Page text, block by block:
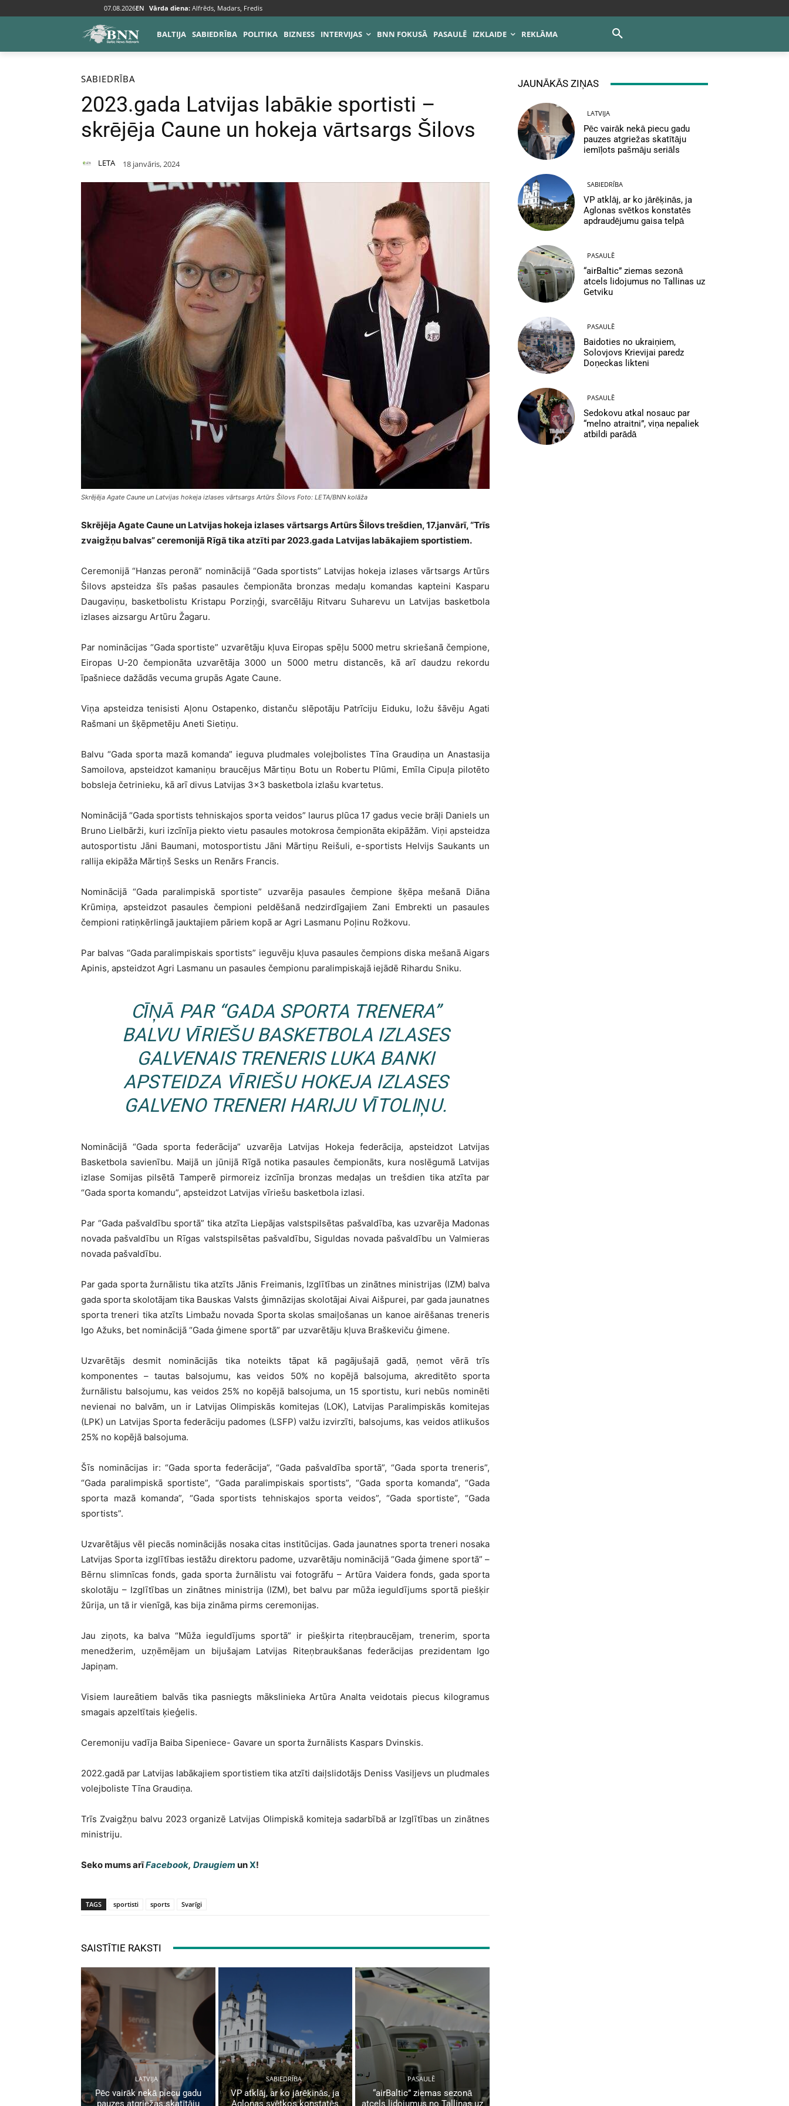
07.08.2026EN Vārda diena: Alfrēds, Madars, Fredis
BALTIJA SABIEDRĪBA POLITIKA BIZNESS INTERVIJAS BNN FOKUSĀ PASAULĒ IZKLAIDE REKLĀMA
Sākums Sabiedrība
SABIEDRĪBA
2023.gada Latvijas labākie sportisti –
skrējēja Caune un hokeja vārtsargs Šilovs
LETA 18 janvāris, 2024
Skrējēja Agate Caune un Latvijas hokeja izlases vārtsargs Artūrs Šilovs Foto: LETA/BNN kolāža
Skrējēja Agate Caune un Latvijas hokeja izlases vārtsargs Artūrs Šilovs trešdien, 17.janvārī, “Trīs
zvaigžņu balvas” ceremonijā Rīgā tika atzīti par 2023.gada Latvijas labākajiem sportistiem.
Ceremonijā “Hanzas peronā” nominācijā “Gada sportists” Latvijas hokeja izlases vārtsargs Artūrs
Šilovs apsteidza šīs pašas pasaules čempionāta bronzas medaļu komandas kapteini Kasparu
Daugaviņu, basketbolistu Kristapu Porziņģi, svarcēlāju Ritvaru Suharevu un Latvijas basketbola
izlases aizsargu Artūru Žagaru.
Par nominācijas “Gada sportiste” uzvarētāju kļuva Eiropas spēļu 5000 metru skriešanā čempione,
Eiropas U-20 čempionāta uzvarētāja 3000 un 5000 metru distancēs, kā arī daudzu rekordu
īpašniece dažādās vecuma grupās Agate Caune.
Viņa apsteidza tenisisti Aļonu Ostapenko, distanču slēpotāju Patrīciju Eiduku, ložu šāvēju Agati
Rašmani un šķēpmetēju Aneti Sietiņu.
Balvu “Gada sporta mazā komanda” ieguva pludmales volejbolistes Tīna Graudiņa un Anastasija
Samoilova, apsteidzot kamaniņu braucējus Mārtiņu Botu un Robertu Plūmi, Emīla Cipuļa pilotēto
bobsleja četrinieku, kā arī divus Latvijas 3×3 basketbola izlašu kvartetus.
Nominācijā “Gada sportists tehniskajos sporta veidos” laurus plūca 17 gadus vecie brāļi Daniels un
Bruno Lielbārži, kuri izcīnīja piekto vietu pasaules motokrosa čempionāta ekipāžām. Viņi apsteidza
autosportistu Jāni Baumani, motosportistu Jāni Mārtiņu Reišuli, e-sportists Helvijs Saukants un
rallija ekipāža Mārtiņš Sesks un Renārs Francis.
Nominācijā “Gada paralimpiskā sportiste” uzvarēja pasaules čempione šķēpa mešanā Diāna
Krūmiņa, apsteidzot pasaules čempioni peldēšanā nedzirdīgajiem Zani Embrekti un pasaules
čempioni ratiņkērlingā jauktajiem pāriem kopā ar Agri Lasmanu Poļinu Rožkovu.
Par balvas “Gada paralimpiskais sportists” ieguvēju kļuva pasaules čempions diska mešanā Aigars
Apinis, apsteidzot Agri Lasmanu un pasaules čempionu paralimpiskajā iejādē Rihardu Sniku.
CĪŅĀ PAR “GADA SPORTA TRENERA”
BALVU VĪRIEŠU BASKETBOLA IZLASES
GALVENAIS TRENERIS LUKA BANKI
APSTEIDZA VĪRIEŠU HOKEJA IZLASES
GALVENO TRENERI HARIJU VĪTOLIŅU.
Nominācijā “Gada sporta federācija” uzvarēja Latvijas Hokeja federācija, apsteidzot Latvijas
Basketbola savienību. Maijā un jūnijā Rīgā notika pasaules čempionāts, kura noslēgumā Latvijas
izlase Somijas pilsētā Tamperē pirmoreiz izcīnīja bronzas medaļas un trešdien tika atzīta par
“Gada sporta komandu”, apsteidzot Latvijas vīriešu basketbola izlasi.
Par “Gada pašvaldību sportā” tika atzīta Liepājas valstspilsētas pašvaldība, kas uzvarēja Madonas
novada pašvaldību un Rīgas valstspilsētas pašvaldību, Siguldas novada pašvaldību un Valmieras
novada pašvaldību.
Par gada sporta žurnālistu tika atzīts Jānis Freimanis, Izglītības un zinātnes ministrijas (IZM) balva
gada sporta skolotājam tika Bauskas Valsts ģimnāzijas skolotājai Aivai Aišpurei, par gada jaunatnes
sporta treneri tika atzīts Limbažu novada Sporta skolas smaiļošanas un kanoe airēšanas treneris
Igo Ažuks, bet nominācijā “Gada ģimene sportā” par uzvarētāju kļuva Braškeviču ģimene.
Uzvarētājs desmit nominācijās tika noteikts tāpat kā pagājušajā gadā, ņemot vērā trīs
komponentes – tautas balsojumu, kas veidos 50% no kopējā balsojuma, akreditēto sporta
žurnālistu balsojumu, kas veidos 25% no kopējā balsojuma, un 15 sportistu, kuri nebūs nominēti
nevienai no balvām, un ir Latvijas Olimpiskās komitejas (LOK), Latvijas Paralimpiskās komitejas
(LPK) un Latvijas Sporta federāciju padomes (LSFP) valžu izvirzīti, balsojums, kas veidos atlikušos
25% no kopējā balsojuma.
Šīs nominācijas ir: “Gada sporta federācija”, “Gada pašvaldība sportā”, “Gada sporta treneris”,
“Gada paralimpiskā sportiste”, “Gada paralimpiskais sportists”, “Gada sporta komanda”, “Gada
sporta mazā komanda”, “Gada sportists tehniskajos sporta veidos”, “Gada sportiste”, “Gada
sportists”.
Uzvarētājus vēl piecās nominācijās nosaka citas institūcijas. Gada jaunatnes sporta treneri nosaka
Latvijas Sporta izglītības iestāžu direktoru padome, uzvarētāju nominācijā “Gada ģimene sportā” –
Bērnu slimnīcas fonds, gada sporta žurnālistu vai fotogrāfu – Artūra Vaidera fonds, gada sporta
skolotāju – Izglītības un zinātnes ministrija (IZM), bet balvu par mūža ieguldījums sportā piešķir
žūrija, un tā ir vienīgā, kas bija zināma pirms ceremonijas.
Jau ziņots, ka balva “Mūža ieguldījums sportā” ir piešķirta riteņbraucējam, trenerim, sporta
menedžerim, uzņēmējam un bijušajam Latvijas Riteņbraukšanas federācijas prezidentam Igo
Japiņam.
Visiem laureātiem balvās tika pasniegts mākslinieka Artūra Analta veidotais piecus kilogramus
smagais apzeltītais ķieģelis.
Ceremoniju vadīja Baiba Sipeniece- Gavare un sporta žurnālists Kaspars Dvinskis.
2022.gadā par Latvijas labākajiem sportistiem tika atzīti daiļslidotājs Deniss Vasiļjevs un pludmales
volejboliste Tīna Graudiņa.
Trīs Zvaigžņu balvu 2023 organizē Latvijas Olimpiskā komiteja sadarbībā ar Izglītības un zinātnes
ministriju.
Seko mums arīFacebook, Draugiem unX!
TAGS sportisti sports Svarīgi
SAISTĪTIE RAKSTI
LATVIJA
Pēc vairāk nekā piecu gadu
pauzes atgriežas skatītāju
SABIEDRĪBA
VP atklāj, ar ko jārēķinās, ja
Aglonas svētkos konstatēs
PASAULĒ
“airBaltic” ziemas sezonā
atcels lidojumus no Tallinas uz
JAUNĀKĀS ZIŅAS
LATVIJA
Pēc vairāk nekā piecu gadu
pauzes atgriežas skatītāju
iemīļots pašmāju seriāls
SABIEDRĪBA
VP atklāj, ar ko jārēķinās, ja
Aglonas svētkos konstatēs
apdraudējumu gaisa telpā
PASAULĒ
“airBaltic” ziemas sezonā
atcels lidojumus no Tallinas uz
Getviku
PASAULĒ
Baidoties no ukraiņiem,
Solovjovs Krievijai paredz
Doņeckas likteni
PASAULĒ
Sedokovu atkal nosauc par
“melno atraitni”, viņa nepaliek
atbildi parādā